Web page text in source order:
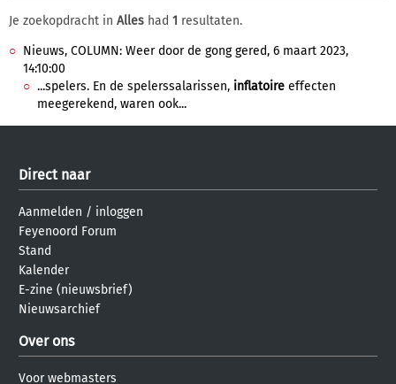
Je zoekopdracht in Alles had 1 resultaten.
Nieuws, COLUMN: Weer door de gong gered, 6 maart 2023,
14:10:00
...spelers. En de spelerssalarissen, inflatoire effecten
meegerekend, waren ook...
Direct naar
Aanmelden / inloggen
Feyenoord Forum
Stand
Kalender
E-zine (nieuwsbrief)
Nieuwsarchief
Over ons
Voor webmasters